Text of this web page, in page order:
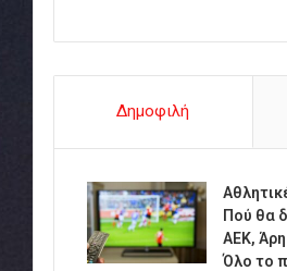
Δημοφιλή
Πού θα
ΑΕΚ, Άρη
Όλο το